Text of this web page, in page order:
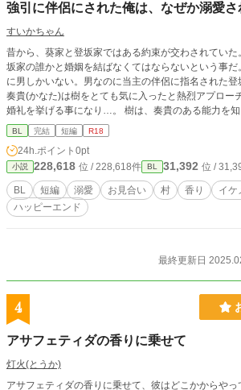
強引に伴侶にされた俺は、なぜか溺愛
すいかちゃん
昔から、葵家と登坂家ではある約束が交わされてい
坂家の誰かと婚姻を結ばなくてはならないという事
に男しかいない。男なのに当主の伴侶に指名された
奏貴(かなた)は樹をとても気に入ったと熱烈アプロー
婚礼を挙げる事になり…。 樹は、奏貴のある能力を知
BL 完結 短編 R18
24h.ポイント 0pt
小説 228,618 位 / 228,618件 BL 31,392 位 /
BL 短編 溺愛 お見合い 村 香り イケ
ハッピーエンド
最終更新日
4
アサフェティダの香りに乗せて
灯火(とうか)
アサフェティダの香りに乗せて、彼はどこかからやってきた。 ※カ